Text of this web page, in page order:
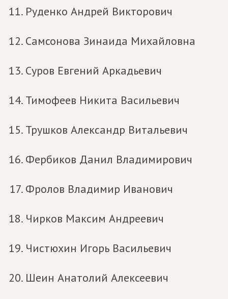
Руденко Андрей Викторович
Самсонова Зинаида Михайловна
Суров Евгений Аркадьевич
Тимофеев Никита Васильевич
Трушков Александр Витальевич
Фербиков Данил Владимирович
Фролов Владимир Иванович
Чирков Максим Андреевич
Чистюхин Игорь Васильевич
Шеин Анатолий Алексеевич